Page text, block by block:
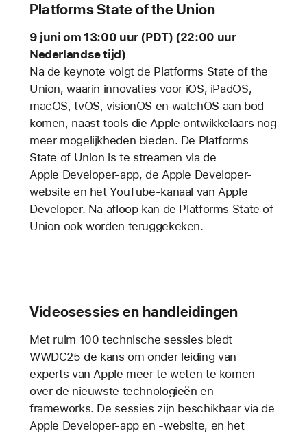
Platforms State of the Union
9 juni om 13:00 uur (PDT) (22:00 uur
Nederlandse tijd)
Na de keynote volgt de Platforms State of the
Union, waarin innovaties voor iOS, iPadOS,
macOS, tvOS, visionOS en watchOS aan bod
komen, naast tools die Apple ontwikkelaars nog
meer mogelijkheden bieden. De Platforms
State of Union is te streamen via de
Apple Developer-app, de Apple Developer-
website en het YouTube-kanaal van Apple
Developer. Na afloop kan de Platforms State of
Union ook worden teruggekeken.
Videosessies en handleidingen
Met ruim 100 technische sessies biedt
WWDC25 de kans om onder leiding van
experts van Apple meer te weten te komen
over de nieuwste technologieën en
frameworks. De sessies zijn beschikbaar via de
Apple Developer-app en -website, en het